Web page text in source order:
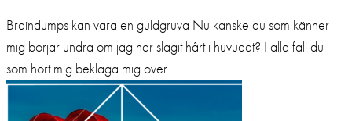
Braindumps kan vara en guldgruva Nu kanske du som känner
mig börjar undra om jag har slagit hårt i huvudet? I alla fall du
som hört mig beklaga mig över